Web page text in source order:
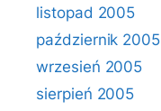
listopad 2005
październik 2005
wrzesień 2005
sierpień 2005